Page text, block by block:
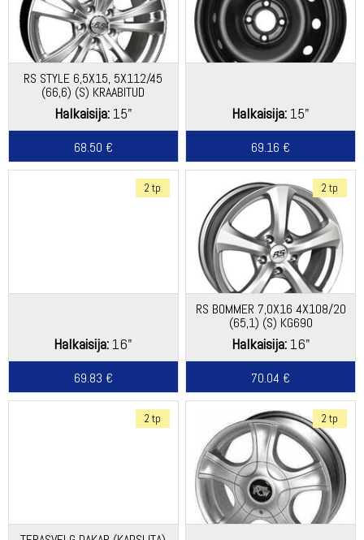
RS STYLE 6,5X15, 5X112/45
(66,6) (S) KRAABITUD
Halkaisija:15"
68.50 €
Halkaisija: 15"
69.16 €
2 tp
Halkaisija: 16"
69.83 €
2 tp
RS BOMMER 7,0X16 4X108/20
(65,1) (S) KG690
Halkaisija:16"
70.04 €
2 tp 2 tp